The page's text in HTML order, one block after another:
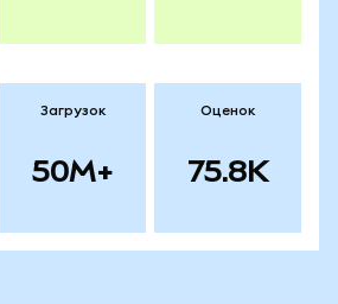
Загрузок
50M+
Оценок
75.8K